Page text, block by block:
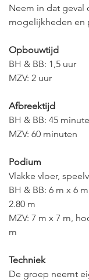
Neem in dat geval
mogelijkheden en
Opbouwtijd
BH & BB: 1,5 uur
MZV: 2 uur
Afbreektijd
BH & BB: 45
MZV: 60 minuten
Podium
Vlakke vloer,
BH & BB: 6 m x 6
2.80 m
MZV: 7 m x 7 m,
m
Techniek
De groep neemt